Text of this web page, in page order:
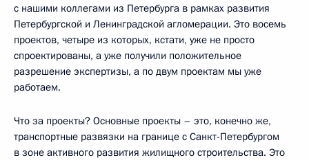
с нашими коллегами из Петербурга в рамках развития
Петербургской и Ленинградской агломерации. Это восемь
проектов, четыре из которых, кстати, уже не просто
спроектированы, а уже получили положительное
разрешение экспертизы, а по двум проектам мы уже
работаем.
Что за проекты? Основные проекты – это, конечно же,
транспортные развязки на границе с Санкт-Петербургом
в зоне активного развития жилищного строительства. Это